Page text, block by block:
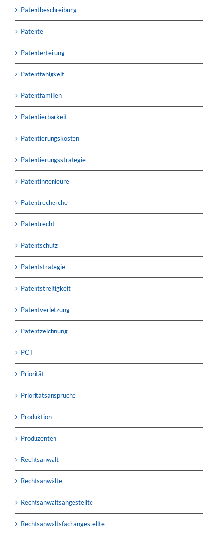
Patentbeschreibung
Patente
Patenterteilung
Patentfähigkeit
Patentfamilien
Patentierbarkeit
Patentierungskosten
Patentierungsstrategie
Patentingenieure
Patentrecherche
Patentrecht
Patentschutz
Patentstrategie
Patentstreitigkeit
Patentverletzung
Patentzeichnung
PCT
Priorität
Prioritätsansprüche
Produktion
Produzenten
Rechtsanwalt
Rechtsanwälte
Rechtsanwaltsangestellte
Rechtsanwaltsfachangestellte